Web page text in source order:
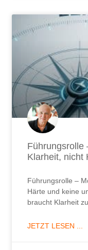
Führungsrolle
Klarheit, nicht
Führungsrolle –
Härte und keine
braucht Klarheit
JETZT LESEN ...